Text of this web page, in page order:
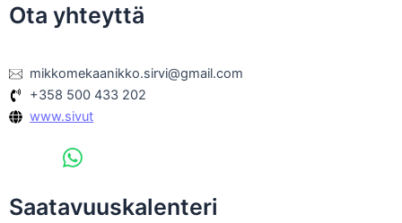
Ota yhteyttä
mikkomekaanikko.sirvi@gmail.com
+358 500 433 202
www.sivut
Saatavuuskalenteri